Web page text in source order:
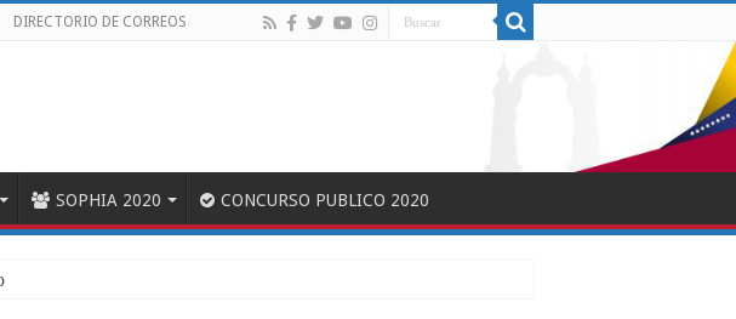
DIRECTORIO DE CORREOS
SOPHIA 2020 CONCURSO PUBLICO 2020